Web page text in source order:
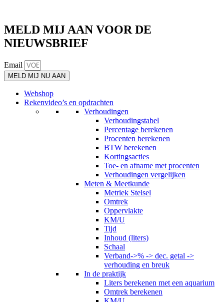
MELD MIJ AAN VOOR DE
NIEUWSBRIEF
Email
MELD MIJ NU AAN
Webshop
Rekenvideo’s en opdrachten
Verhoudingen
Verhoudingstabel
Percentage berekenen
Procenten berekenen
BTW berekenen
Kortingsacties
Toe- en afname met procenten
Verhoudingen vergelijken
Meten & Meetkunde
Metriek Stelsel
Omtrek
Oppervlakte
KM/U
Tijd
Inhoud (liters)
Schaal
Verband->% -> dec. getal ->
verhouding en breuk
In de praktijk
Liters berekenen met een aquarium
Omtrek berekenen